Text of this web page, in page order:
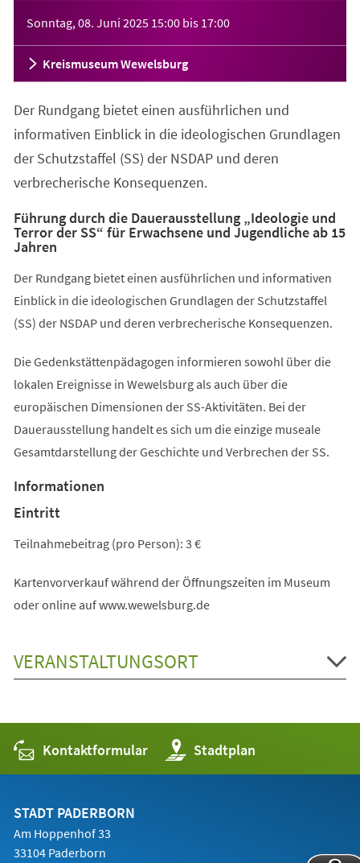
Sonntag, 08. Juni 2025 15:00 bis 17:00
Kreismuseum Wewelsburg
Der Rundgang bietet einen ausführlichen und
informativen Einblick in die ideologischen Grundlagen
der Schutzstaffel (SS) der NSDAP und deren
verbrecherische Konsequenzen.
Führung durch die Dauerausstellung „Ideologie und
Terror der SS“ für Erwachsene und Jugendliche ab 15
Jahren
Der Rundgang bietet einen ausführlichen und informativen
Einblick in die ideologischen Grundlagen der Schutzstaffel
(SS) der NSDAP und deren verbrecherische Konsequenzen.
Die Gedenkstättenpädagogen informieren sowohl über die
lokalen Ereignisse in Wewelsburg als auch über die
europäischen Dimensionen der SS-Aktivitäten. Bei der
Dauerausstellung handelt es sich um die einzige museale
Gesamtdarstellung der Geschichte und Verbrechen der SS.
Informationen
Eintritt
Teilnahmebeitrag (pro Person): 3 €
Kartenvorverkauf während der Öffnungszeiten im Museum
oder online auf www.wewelsburg.de
VERANSTALTUNGSORT
Kontaktformular Stadtplan
(Öffnet
in
einem
STADT PADERBORN
Am Hoppenhof 33
33104 Paderborn